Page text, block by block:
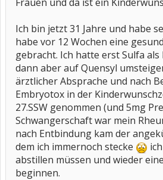
Ich bin jetzt 31 Jahre und habe
habe vor 12 Wochen eine
gebracht. Ich hatte erst Sulfa als
dann aber auf Quensyl
ärztlicher Absprache und nach
Embryotox in der
27.SSW genommen (und 5mg
Schwangerschaft war mein
nach Entbindung kam der
dem ich immernoch stecke
abstillen müssen und wieder
beginnen.